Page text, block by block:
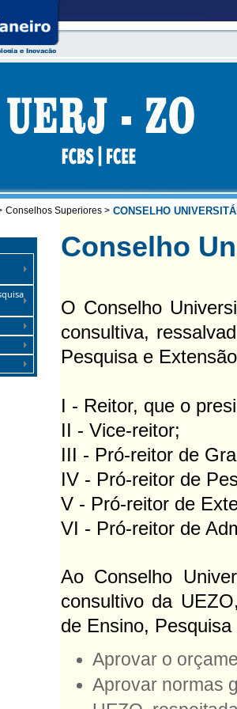
Conselhos Superiores > CONSELHO
Conselho
O Conselho
consultiva,
Pesquisa e
I - Reitor, que o
II - Vice-reitor;
III - Pró-reitor de
IV - Pró-reitor de
V - Pró-reitor de
VI - Pró-reitor de
Ao Conselho
consultivo da
de Ensino,
Aprovar o
Aprovar normas